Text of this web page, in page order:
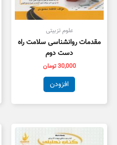
علوم تزبیتی
مقدمات روانشناسی سلامت راه
دست دوم
30,000تومان
افزودن